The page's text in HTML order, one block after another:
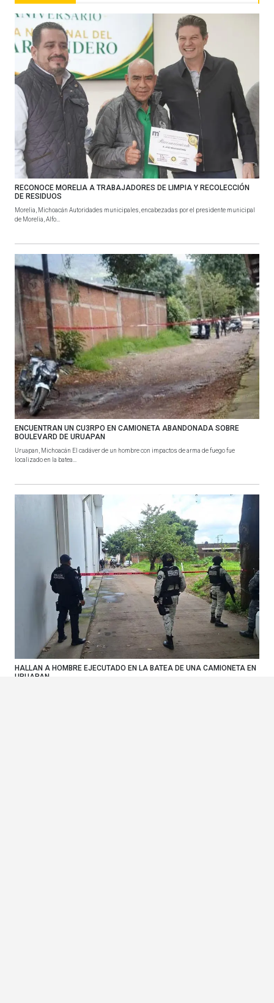
RECONOCE MORELIA A TRABAJADORES DE LIMPIA Y RECOLECCIÓN
DE RESIDUOS
Morelia, Michoacán Autoridades municipales, encabezadas por el presidente municipal
de Morelia, Alfo...
ENCUENTRAN UN CU3RPO EN CAMIONETA ABANDONADA SOBRE
BOULEVARD DE URUAPAN
Uruapan, Michoacán El cadáver de un hombre con impactos de arma de fuego fue
localizado en la batea...
HALLAN A HOMBRE EJECUTADO EN LA BATEA DE UNA CAMIONETA EN
URUAPAN